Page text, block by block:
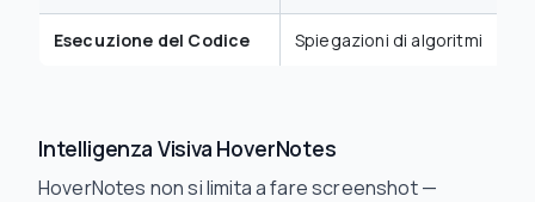
Esecuzione del Codice Spiegazioni di algoritmi
Intelligenza Visiva HoverNotes
HoverNotes non si limita a fare screenshot —